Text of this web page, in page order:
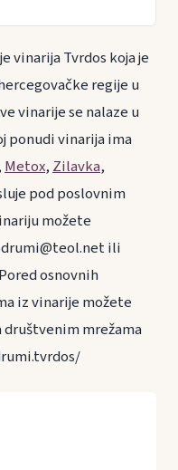
vinarija Tvrdos koja je
regije u
vinarije se nalaze u
ponudi vinarija ima
Metox,Zilavka,
pod poslovnim
možete
ili
osnovnih
iz vinarije možete
mrežama